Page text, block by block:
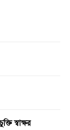
স্বাক্ষর